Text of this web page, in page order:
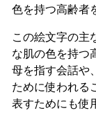
色を持つ高齢者
この絵文字の主
な肌の色を持つ
母を指す会話や
ために使われる
表すためにも使